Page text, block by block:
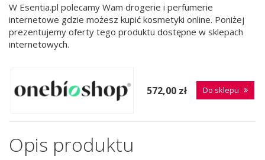
W Esentia.pl polecamy Wam drogerie i perfumerie
internetowe gdzie możesz kupić kosmetyki online. Poniżej
prezentujemy oferty tego produktu dostępne w sklepach
internetowych.
572,00 zł Do sklepu
Opis produktu